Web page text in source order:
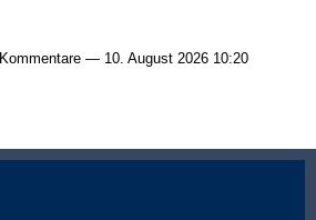
Kommentare — 10. August 2026 10:20